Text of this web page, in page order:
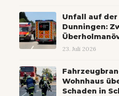
Unfall auf der
Dunningen:
23. Juli 2026
Wohnhaus
Schaden in